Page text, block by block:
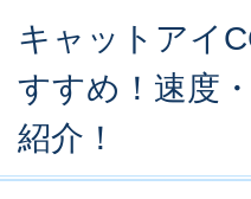
キャットアイ
すすめ！速度
紹介！